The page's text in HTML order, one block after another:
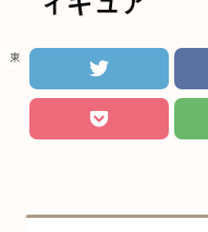
東京リベンジャーズ